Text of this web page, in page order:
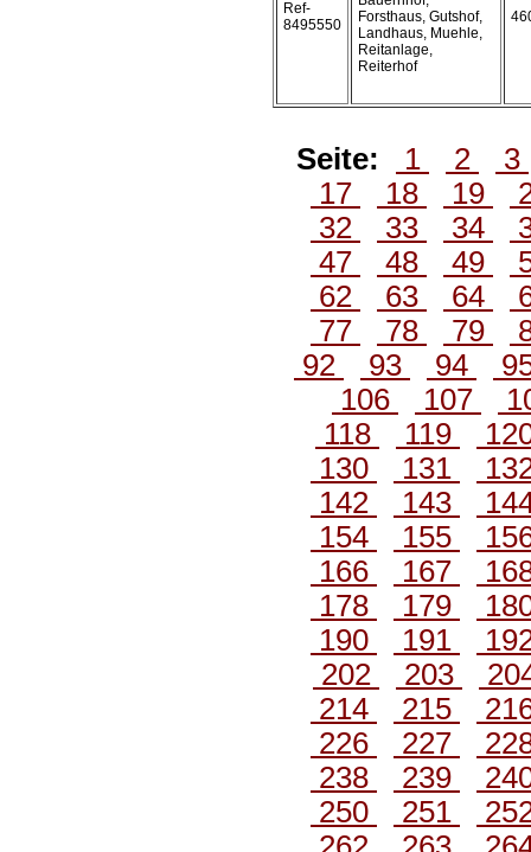
Ref-
8495550
Forsthaus, Gutshof,
Landhaus, Muehle,
Reitanlage,
Reiterhof
Seite: 1 2
3
17
18 19
32
33 34
47
48 49
62
63 64
77
78 79
92
93 94
106
107
118
119
130
131
142
143
154
155
166
167
178
179
190
191
202
203
214
215
226
227
238
239
250
251